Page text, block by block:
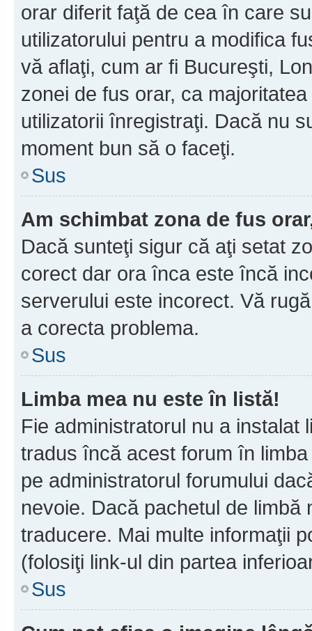
orar diferit faţă de cea în care
utilizatorului pentru a modifica
vă aflaţi, cum ar fi Bucureşti,
zonei de fus orar, ca
utilizatorii înregistraţi. Dacă nu
moment bun să o faceţi.
Sus
Am schimbat zona de fus
Dacă sunteţi sigur că aţi setat
corect dar ora înca este încă
serverului este incorect. Vă
a corecta problema.
Sus
Limba mea nu este în listă!
Fie administratorul nu a instalat
tradus încă acest forum în
pe administratorul forumului
nevoie. Dacă pachetul de
traducere. Mai multe informaţii
(folosiţi link-ul din partea
Sus